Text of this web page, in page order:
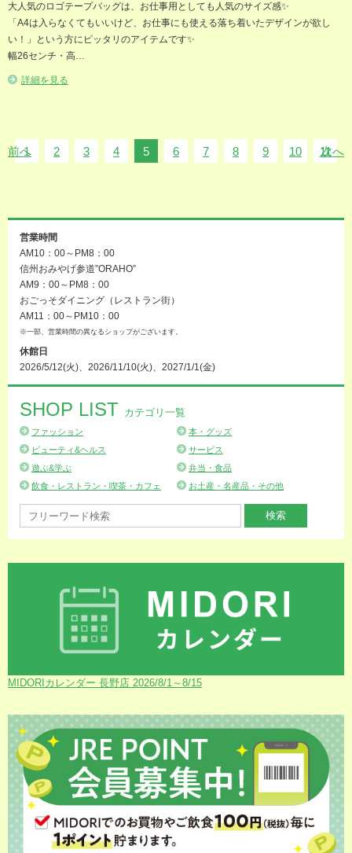
大人気のロゴテープバッグは、お仕事用としても人気のサイズ感✨
「A4は入らなくてもいいけど、お仕事にも使える落ち着いたデザインが欲し
い！」という方にピッタリのアイテムです✨
幅26センチ・高…
詳細を見る
前へ
1 2 3 4 5 6 7 8 9 10 11
次へ
営業時間
AM10：00～PM8：00
信州おみやげ参道”ORAHO”
AM9：00～PM8：00
おごっそダイニング（レストラン街）
AM11：00～PM10：00
※一部、営業時間の異なるショップがございます。
休館日
2026/5/12(火)、2026/11/10(火)、2027/1/1(金)
SHOP LIST カテゴリ一覧
ファッション
本・グッズ
ビューティ&ヘルス
サービス
遊ぶ&学ぶ
弁当・食品
飲食・レストラン・喫茶・カフェ
お土産・名産品・その他
MIDORIカレンダー 長野店 2026/8/1～8/15